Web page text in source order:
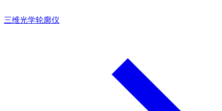
三维光学轮廓仪